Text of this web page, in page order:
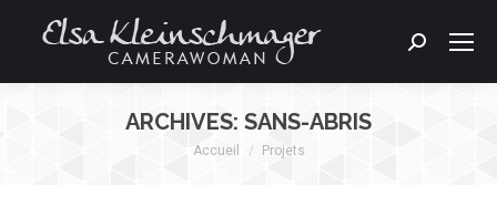
Search:
ARCHIVES: SANS-ABRIS
Vous êtes ici :
Accueil Projets